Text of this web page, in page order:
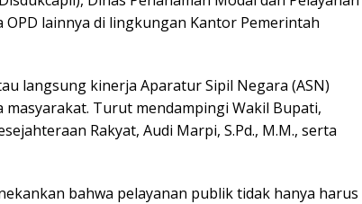
OPD lainnya di lingkungan Kantor Pemerintah
langsung kinerja Aparatur Sipil Negara (ASN)
Turut mendampingi Wakil Bupati,
Rakyat, Audi Marpi, S.Pd., M.M., serta
bahwa pelayanan publik tidak hanya harus